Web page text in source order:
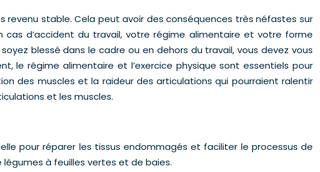
revenu stable. Cela peut avoir des conséquences très néfastes sur
d’accident du travail, votre régime alimentaire et votre forme
blessé dans le cadre ou en dehors du travail, vous devez vous
le régime alimentaire et l’exercice physique sont essentiels pour
des muscles et la raideur des articulations qui pourraient ralentir
et les muscles.
pour réparer les tissus endommagés et faciliter le processus de
légumes à feuilles vertes et de baies.